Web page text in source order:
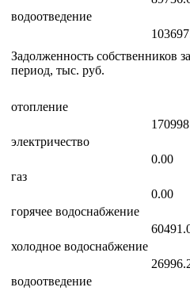
водоотведение
Задолженность собственников
период, тыс. руб.
отопление
электричество
0.00
газ
0.00
горячее водоснабжение
холодное водоснабжение
водоотведение